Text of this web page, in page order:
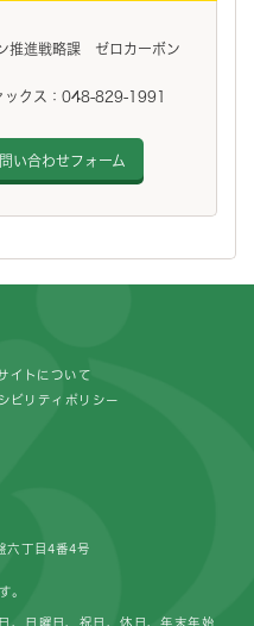
推進戦略課 ゼロカーボン
クス：048-829-1991
い合わせフォーム
イトについて
ビリティポリシー
六丁目4番4号
。
、日曜日、祝日、休日、年末年始